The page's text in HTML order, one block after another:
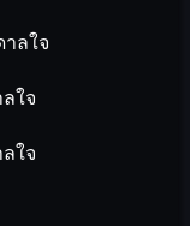
ลใจ
ใจ
ใจ